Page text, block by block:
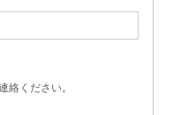
絡ください。